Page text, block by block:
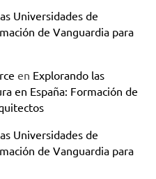
Universidades de
de Vanguardia para
en Explorando las
en España: Formación de
Universidades de
de Vanguardia para